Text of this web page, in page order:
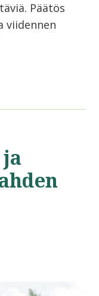
Päätös
viidennen